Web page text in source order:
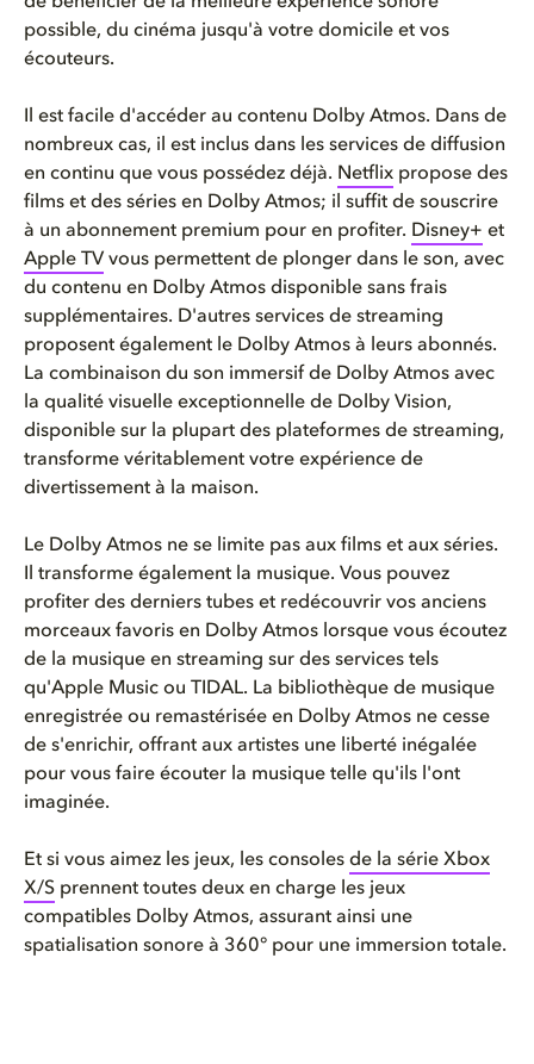
possible, du cinéma jusqu'à votre domicile et vos
écouteurs.
est facile d'accéder au contenu Dolby Atmos. Dans de
nombreux cas, il est inclus dans les services de diffusion
en continu que vous possédez déjà. Netflix propose des
films et des séries en Dolby Atmos; il suffit de souscrire
à un abonnement premium pour en profiter. Disney+ et
Apple TV vous permettent de plonger dans le son, avec
du contenu en Dolby Atmos disponible sans frais
supplémentaires. D'autres services de streaming
proposent également le Dolby Atmos à leurs abonnés.
La combinaison du son immersif de Dolby Atmos avec
la qualité visuelle exceptionnelle de Dolby Vision,
disponible sur la plupart des plateformes de streaming,
transforme véritablement votre expérience de
divertissement à la maison.
Le Dolby Atmos ne se limite pas aux films et aux séries.
transforme également la musique. Vous pouvez
profiter des derniers tubes et redécouvrir vos anciens
morceaux favoris en Dolby Atmos lorsque vous écoutez
de la musique en streaming sur des services tels
qu'Apple Music ou TIDAL. La bibliothèque de musique
enregistrée ou remastérisée en Dolby Atmos ne cesse
de s'enrichir, offrant aux artistes une liberté inégalée
pour vous faire écouter la musique telle qu'ils l'ont
imaginée.
Et si vous aimez les jeux, les consoles de la série Xbox
X/S prennent toutes deux en charge les jeux
compatibles Dolby Atmos, assurant ainsi une
spatialisation sonore à 360° pour une immersion totale.